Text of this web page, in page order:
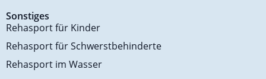
Sonstiges
Rehasport für Kinder
Rehasport für Schwerstbehinderte
Rehasport im Wasser